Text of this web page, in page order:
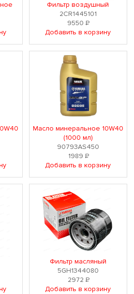
Фильтр воздушный
2CR1445101
9550Р
Добавить в корзину
Масло минеральное 10W40
(1000 мл)
90793AS450
1989 Р
Добавить в корзину
Фильтр масляный
5GH1344080
2972 Р
Добавить в корзину